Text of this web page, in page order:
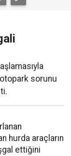
sorunu
hurda araçların
ettiğini